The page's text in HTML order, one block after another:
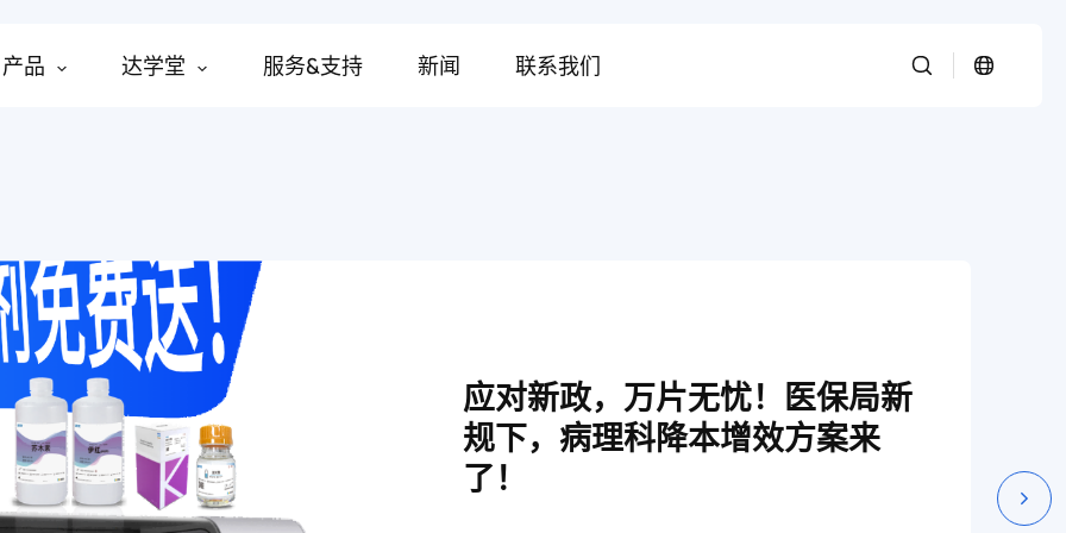
产品 达学堂 服务&支持 新闻 联系我们
应对新政，万片无忧！医保局新
规下，病理科降本增效方案来
了！